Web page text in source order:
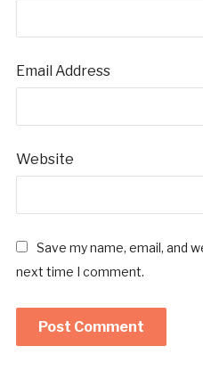
Email Address
Website
Save my name, email, and
next time I comment.